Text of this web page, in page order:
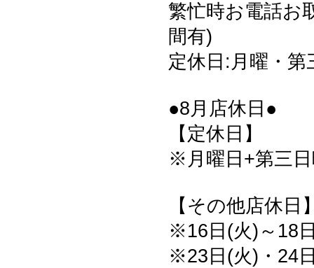
繁忙時お電話お
間有)
定休日:月曜・第
●8月店休日●
【定休日】
※月曜日+第三
【その他店休日
※16日(火)～18
※23日(火)・24